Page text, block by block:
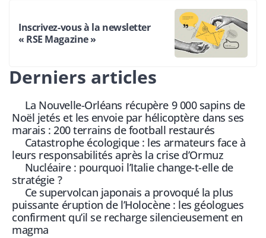
Inscrivez-vous à la newsletter
« RSE Magazine »
Derniers articles
La Nouvelle-Orléans récupère 9 000 sapins de
Noël jetés et les envoie par hélicoptère dans ses
marais : 200 terrains de football restaurés
Catastrophe écologique : les armateurs face à
leurs responsabilités après la crise d’Ormuz
Nucléaire : pourquoi l’Italie change-t-elle de
stratégie ?
Ce supervolcan japonais a provoqué la plus
puissante éruption de l’Holocène : les géologues
confirment qu’il se recharge silencieusement en
magma